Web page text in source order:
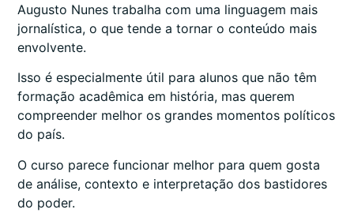
Augusto Nunes trabalha com uma linguagem mais
jornalística, o que tende a tornar o conteúdo mais
envolvente.
Isso é especialmente útil para alunos que não têm
formação acadêmica em história, mas querem
compreender melhor os grandes momentos políticos
do país.
O curso parece funcionar melhor para quem gosta
de análise, contexto e interpretação dos bastidores
do poder.